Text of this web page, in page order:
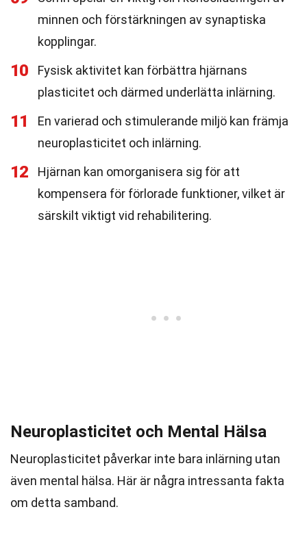
minnen och förstärkningen av synaptiska
kopplingar.
10
Fysisk aktivitet kan förbättra hjärnans
plasticitet och därmed underlätta inlärning.
11
En varierad och stimulerande miljö kan främja
neuroplasticitet och inlärning.
12
Hjärnan kan omorganisera sig för att
kompensera för förlorade funktioner, vilket är
särskilt viktigt vid rehabilitering.
Neuroplasticitet och Mental Hälsa
Neuroplasticitet påverkar inte bara inlärning utan
även mental hälsa. Här är några intressanta fakta
om detta samband.